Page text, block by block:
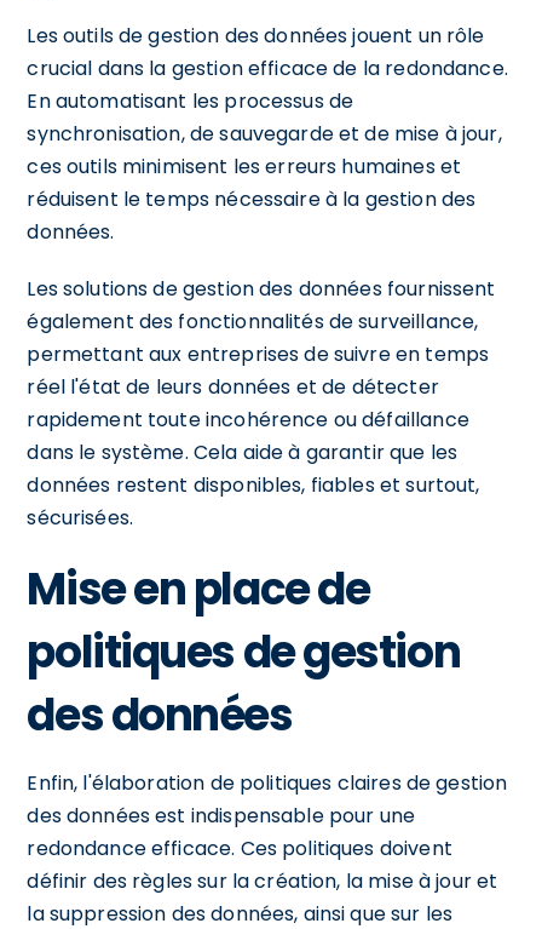
Les outils de gestion des données jouent un rôle
crucial dans la gestion efficace de la redondance.
En automatisant les processus de
synchronisation, de sauvegarde et de mise à jour,
ces outils minimisent les erreurs humaines et
réduisent le temps nécessaire à la gestion des
données.
Les solutions de gestion des données fournissent
également des fonctionnalités de surveillance,
permettant aux entreprises de suivre en temps
réel l'état de leurs données et de détecter
rapidement toute incohérence ou défaillance
dans le système. Cela aide à garantir que les
données restent disponibles, fiables et surtout,
sécurisées.
Mise en place de
politiques de gestion
des données
Enfin, l'élaboration de politiques claires de gestion
des données est indispensable pour une
redondance efficace. Ces politiques doivent
définir des règles sur la création, la mise à jour et
la suppression des données, ainsi que sur les